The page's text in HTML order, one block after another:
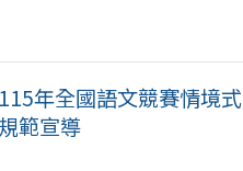
年全國語文競賽情境
範宣導